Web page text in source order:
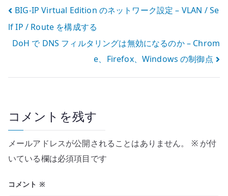
投
稿
ナ
ビ
ー
シ
ョ
ン
BIG-IP Virtual Edition のネットワーク設定 – VLAN / Se
lf IP / Route を構成する
DoH で DNS フィルタリングは無効になるのか – Chrom
e、Firefox、Windows の制御点
コメントを残す
メールアドレスが公開されることはありません。 ※が付
いている欄は必須項目です
コメント ※